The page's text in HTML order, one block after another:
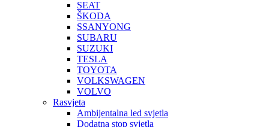
SEAT
ŠKODA
SSANYONG
SUBARU
SUZUKI
TESLA
TOYOTA
VOLKSWAGEN
VOLVO
Rasvjeta
Ambijentalna led svjetla
Dodatna stop svjetla